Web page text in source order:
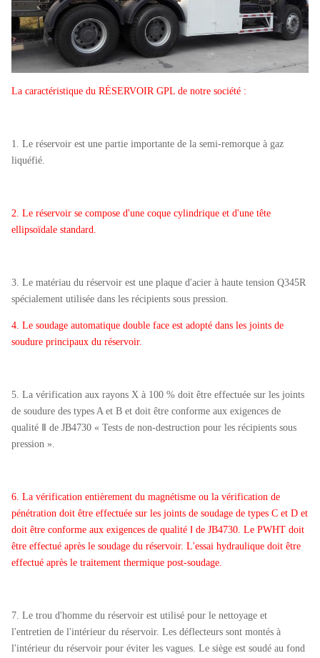
La caractéristique du RÉSERVOIR GPL de notre société :
1. Le réservoir est une partie importante de la semi-remorque à gaz
liquéfié.
2. Le réservoir se compose d'une coque cylindrique et d'une tête
ellipsoïdale standard.
3. Le matériau du réservoir est une plaque d'acier à haute tension Q345R
spécialement utilisée dans les récipients sous pression.
4. Le soudage automatique double face est adopté dans les joints de
soudure principaux du réservoir.
5. La vérification aux rayons X à 100 % doit être effectuée sur les joints
de soudure des types A et B et doit être conforme aux exigences de
qualité Ⅱ de JB4730 « Tests de non-destruction pour les récipients sous
pression ».
6. La vérification entièrement du magnétisme ou la vérification de
pénétration doit être effectuée sur les joints de soudage de types C et D et
doit être conforme aux exigences de qualité Ⅰ de JB4730. Le PWHT doit
être effectué après le soudage du réservoir. L'essai hydraulique doit être
effectué après le traitement thermique post-soudage.
7. Le trou d'homme du réservoir est utilisé pour le nettoyage et
l'entretien de l'intérieur du réservoir. Les déflecteurs sont montés à
l'intérieur du réservoir pour éviter les vagues. Le siège est soudé au fond